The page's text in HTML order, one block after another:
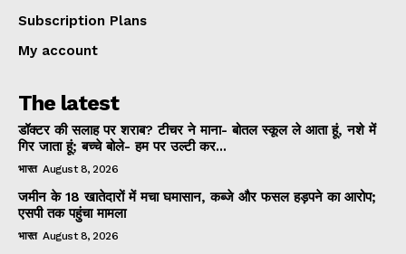
Subscription Plans
My account
The latest
डॉक्टर की सलाह पर शराब? टीचर ने माना- बोतल स्कूल ले आता हूं, नशे में
गिर जाता हूं; बच्चे बोले- हम पर उल्टी कर...
भारत August 8, 2026
जमीन के 18 खातेदारों में मचा घमासान, कब्जे और फसल हड़पने का आरोप;
एसपी तक पहुंचा मामला
भारत August 8, 2026